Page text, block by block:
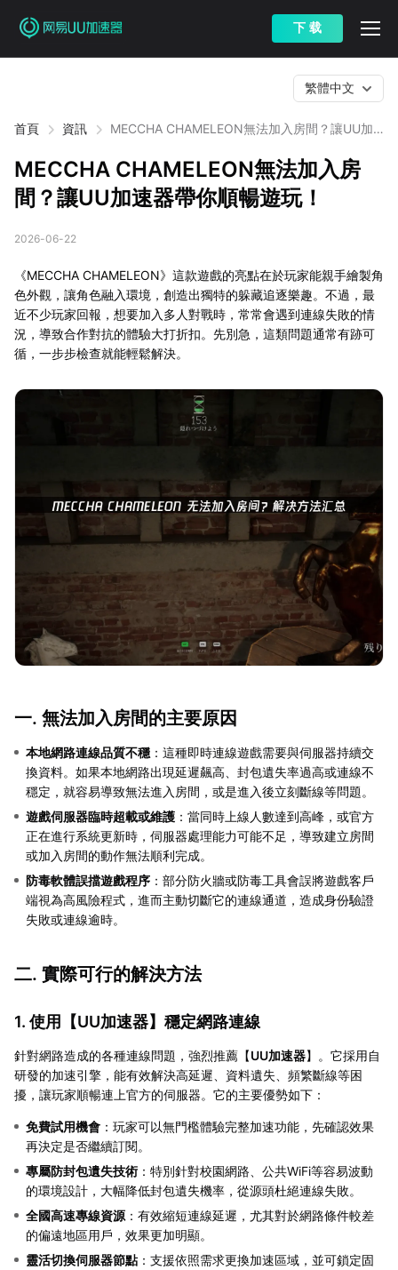
下 载
首頁 資訊
MECCHA CHAMELEON無法加入房間？讓UU加
繁體中文
MECCHA CHAMELEON無法加入房
間？讓UU加速器帶你順暢遊玩！
2026-06-22
《MECCHA CHAMELEON》這款遊戲的亮點在於玩家能親手繪製角
色外觀，讓角色融入環境，創造出獨特的躲藏追逐樂趣。不過，最
近不少玩家回報，想要加入多人對戰時，常常會遇到連線失敗的情
況，導致合作對抗的體驗大打折扣。先別急，這類問題通常有跡可
循，一步步檢查就能輕鬆解決。
一. 無法加入房間的主要原因
本地網路連線品質不穩 ：這種即時連線遊戲需要與伺服器持續交
換資料。如果本地網路出現延遲飆高、封包遺失率過高或連線不
穩定，就容易導致無法進入房間，或是進入後立刻斷線等問題。
遊戲伺服器臨時超載或維護 ：當同時上線人數達到高峰，或官方
正在進行系統更新時，伺服器處理能力可能不足，導致建立房間
或加入房間的動作無法順利完成。
防毒軟體誤擋遊戲程序 ：部分防火牆或防毒工具會誤將遊戲客戶
端視為高風險程式，進而主動切斷它的連線通道，造成身份驗證
失敗或連線逾時。
二. 實際可行的解決方法
1. 使用【UU加速器】穩定網路連線
針對網路造成的各種連線問題，強烈推薦【UU加速器】。它採用自
研發的加速引擎，能有效解決高延遲、資料遺失、頻繁斷線等困
擾，讓玩家順暢連上官方的伺服器。它的主要優勢如下：
免費試用機會 ：玩家可以無門檻體驗完整加速功能，先確認效果
再決定是否繼續訂閱。
專屬防封包遺失技術 ：特別針對校園網路、公共WiFi等容易波動
的環境設計，大幅降低封包遺失機率，從源頭杜絕連線失敗。
全國高速專線資源 ：有效縮短連線延遲，尤其對於網路條件較差
的偏遠地區用戶，效果更加明顯。
靈活切換伺服器節點：支援依照需求更換加速區域，並可鎖定固